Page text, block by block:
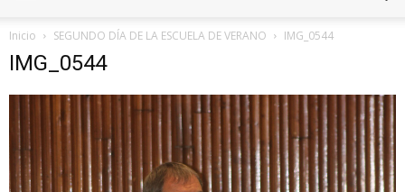
Inicio SEGUNDO DÍA DE LA ESCUELA DE VERANO IMG_0544
IMG_0544